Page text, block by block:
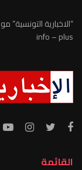
“الاخبارية
info – plus
القائمة